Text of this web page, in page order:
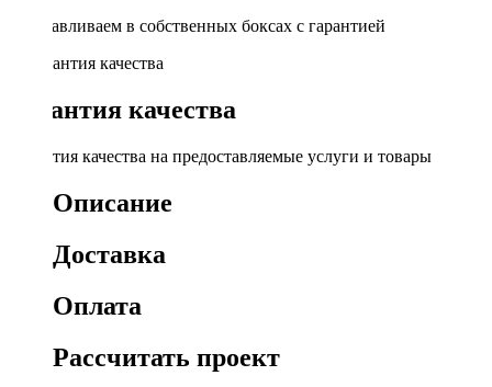
Устанавливаем в собственных боксах с гарантией
Гарантия качества
Гарантия качества на предоставляемые услуги и товары
Описание
Доставка
Оплата
Рассчитать проект